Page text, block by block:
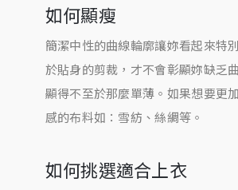
如何顯瘦
簡潔中性的曲線輪廓讓妳看起來特
於貼身的剪裁，才不會彰顯妳缺乏
顯得不至於那麼單薄。如果想要更
感的布料如：雪紡、絲綢等。
如何挑選適合上衣